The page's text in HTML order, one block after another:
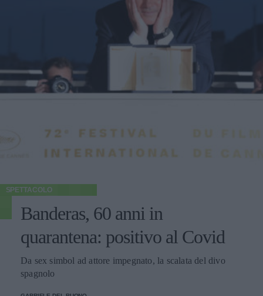
SPETTACOLO
Banderas, 60 anni in
quarantena: positivo al Covid
Da sex simbol ad attore impegnato, la scalata del divo
spagnolo